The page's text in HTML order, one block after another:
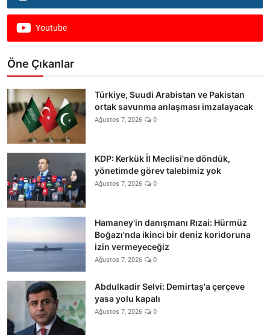
Youtube
Öne Çıkanlar
Türkiye, Suudi Arabistan ve Pakistan
ortak savunma anlaşması imzalayacak
Ağustos 7, 2026 0
KDP: Kerkük İl Meclisi'ne döndük,
yönetimde görev talebimiz yok
Ağustos 7, 2026 0
Hamaney'in danışmanı Rızai: Hürmüz
Boğazı'nda ikinci bir deniz koridoruna
izin vermeyeceğiz
Ağustos 7, 2026 0
Abdulkadir Selvi: Demirtaş'a çerçeve
yasa yolu kapalı
Ağustos 7, 2026 0